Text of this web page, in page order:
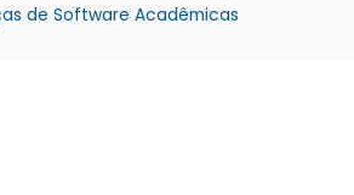
de Software Acadêmicas